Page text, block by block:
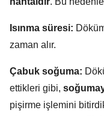
Isınma süresi:
zaman alır.
Çabuk soğuma:
ettikleri gibi,
pişirme işlemini